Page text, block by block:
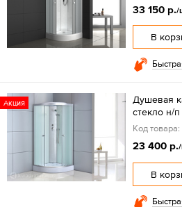
33 150 р./
В
Акция
Душевая
стекло н/
Код товара:
23 400 р.
В